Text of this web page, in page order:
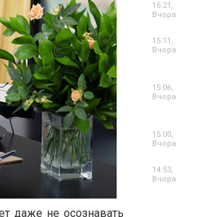
даже не осознавать
15:21,
Вчора
15:11,
Вчора
15:06,
Вчора
15:00,
Вчора
14:53,
Вчора